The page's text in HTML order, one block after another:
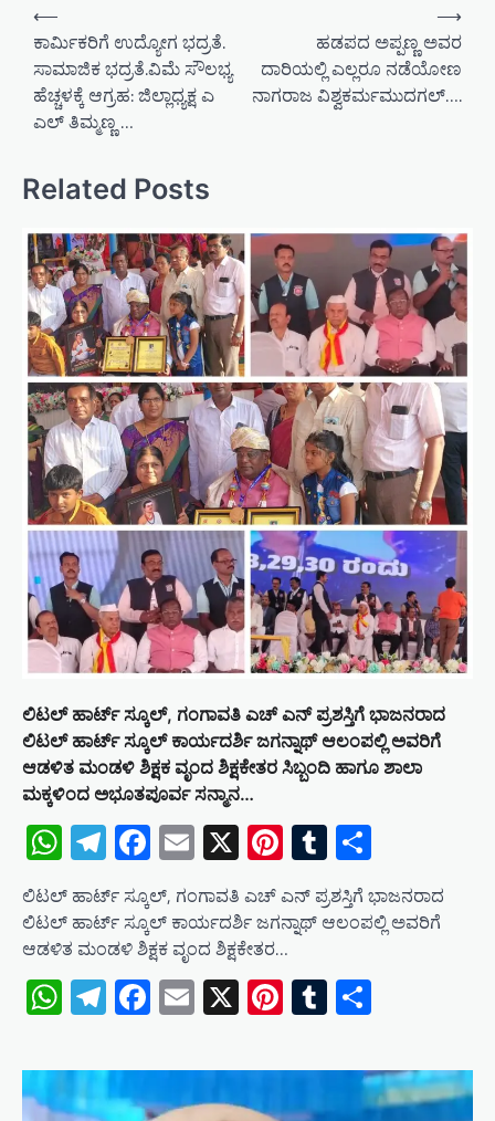
a
g
a
t
o
n
⟵
ಕಾರ್ಮಿಕರಿಗೆ ಉದ್ಯೋಗ ಭದ್ರತೆ.
ಸಾಮಾಜಿಕ ಭದ್ರತೆ.ವಿಮೆ ಸೌಲಭ್ಯ
ಹೆಚ್ಚಳಕ್ಕೆ ಆಗ್ರಹ: ಜಿಲ್ಲಾಧ್ಯಕ್ಷ ಎ
ಎಲ್ ತಿಮ್ಮಣ್ಣ …
ಹಡಪದ ಅಪ್ಪಣ್ಣ ಅವರ
ದಾರಿಯಲ್ಲಿ ಎಲ್ಲರೂ ನಡೆಯೋಣ
ನಾಗರಾಜ ವಿಶ್ವಕರ್ಮಮುದಗಲ್….
⟶
Related Posts
ಲಿಟಲ್ ಹಾರ್ಟ್ ಸ್ಕೂಲ್, ಗಂಗಾವತಿ ಎಚ್ ಎನ್ ಪ್ರಶಸ್ತಿಗೆ ಭಾಜನರಾದ
ಲಿಟಲ್ ಹಾರ್ಟ್ ಸ್ಕೂಲ್ ಕಾರ್ಯದರ್ಶಿ ಜಗನ್ನಾಥ್ ಆಲಂಪಲ್ಲಿ ಅವರಿಗೆ
ಆಡಳಿತ ಮಂಡಳಿ ಶಿಕ್ಷಕ ವೃಂದ ಶಿಕ್ಷಕೇತರ ಸಿಬ್ಬಂದಿ ಹಾಗೂ ಶಾಲಾ
ಮಕ್ಕಳಿಂದ ಅಭೂತಪೂರ್ವ ಸನ್ಮಾನ…
WhatsApp
Telegram
Facebook
Email
X Pinterest
Tumblr
ಲಿಟಲ್ ಹಾರ್ಟ್ ಸ್ಕೂಲ್, ಗಂಗಾವತಿ ಎಚ್ ಎನ್ ಪ್ರಶಸ್ತಿಗೆ ಭಾಜನರಾದ
ಲಿಟಲ್ ಹಾರ್ಟ್ ಸ್ಕೂಲ್ ಕಾರ್ಯದರ್ಶಿ ಜಗನ್ನಾಥ್ ಆಲಂಪಲ್ಲಿ ಅವರಿಗೆ
ಆಡಳಿತ ಮಂಡಳಿ ಶಿಕ್ಷಕ ವೃಂದ ಶಿಕ್ಷಕೇತರ…
WhatsApp
Telegram
Facebook
Email
X Pinterest
Tumblr